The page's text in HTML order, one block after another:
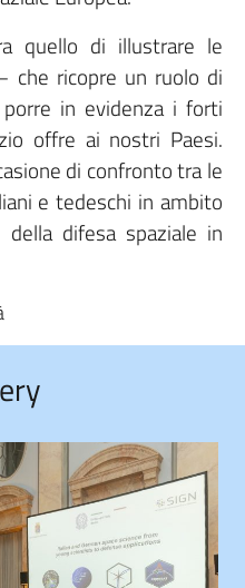
quello di illustrare le
che ricopre un ruolo di
in evidenza i forti
offre ai nostri Paesi.
di confronto tra le
e tedeschi in ambito
difesa spaziale in